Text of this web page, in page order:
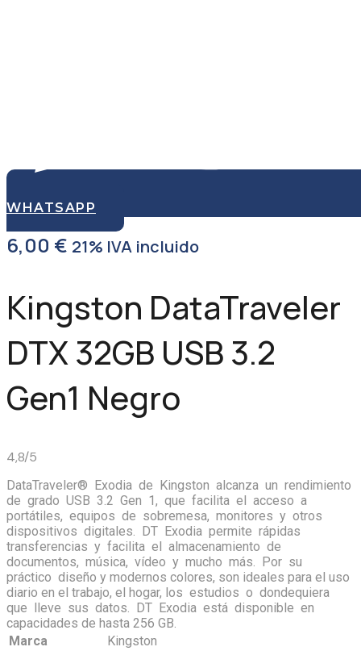
WHATSAPP
6,00 € 21% IVA incluido
Kingston DataTraveler
DTX 32GB USB 3.2
Gen1 Negro
4,8/5
DataTraveler® Exodia de Kingston alcanza un rendimiento
de grado USB 3.2 Gen 1, que facilita el acceso a
portátiles, equipos de sobremesa, monitores y otros
dispositivos digitales. DT Exodia permite rápidas
transferencias y facilita el almacenamiento de
documentos, música, vídeo y mucho más. Por su
práctico diseño y modernos colores, son ideales para el uso
diario en el trabajo, el hogar, los estudios o dondequiera
que lleve sus datos. DT Exodia está disponible en
capacidades de hasta 256 GB.
Marca
Kingston